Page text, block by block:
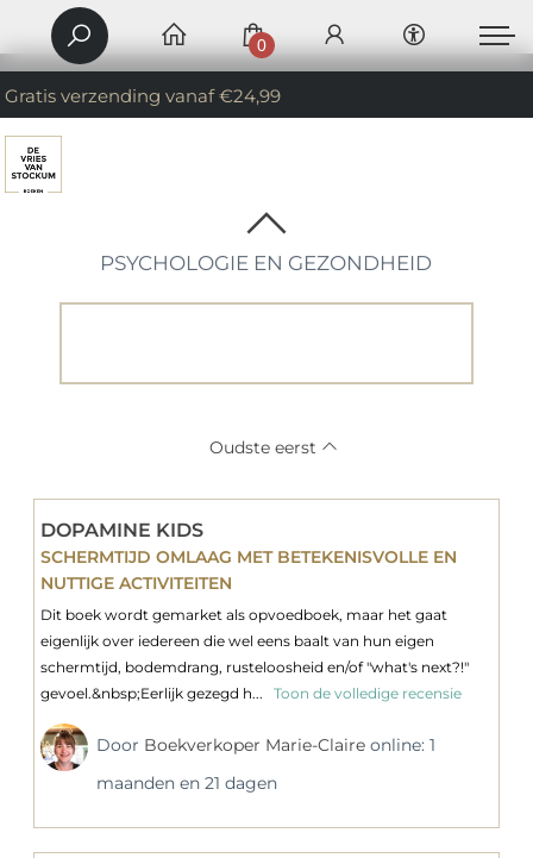
Gratis verzending vanaf €24,99
0
PSYCHOLOGIE EN GEZONDHEID
Oudste eerst
DOPAMINE KIDS
SCHERMTIJD OMLAAG MET BETEKENISVOLLE EN
NUTTIGE ACTIVITEITEN
Dit boek wordt gemarket als opvoedboek, maar het gaat
eigenlijk over iedereen die wel eens baalt van hun eigen
schermtijd, bodemdrang, rusteloosheid en/of "what's next?!"
gevoel.&nbsp;Eerlijk gezegd h...
Toon de volledige recensie
Door Boekverkoper Marie-Claireonline: 1
maanden en 21 dagen